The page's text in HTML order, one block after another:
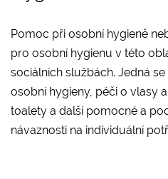
Pomoc při osobní hygieně
pro osobní hygienu v této
sociálních službách. Jedná
osobní hygieny, péči o vlasy
toalety a další pomocné a
návaznosti na individuální